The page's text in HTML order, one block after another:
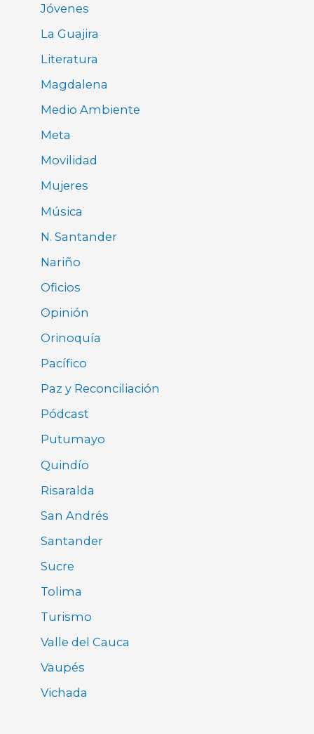
Jóvenes
La Guajira
Literatura
Magdalena
Medio Ambiente
Meta
Movilidad
Mujeres
Música
N. Santander
Nariño
Oficios
Opinión
Orinoquía
Pacífico
Paz y Reconciliación
Pódcast
Putumayo
Quindío
Risaralda
San Andrés
Santander
Sucre
Tolima
Turismo
Valle del Cauca
Vaupés
Vichada